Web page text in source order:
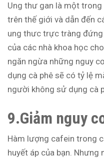
Ung thư gan là một
trên thế giới và dẫn đến
ung thưc trực tràng
của các nhà khoa học
ngăn ngừa những nguy
dụng cà phê sẽ có tỷ lệ
người không sử dụng cà
9.Giảm nguy
Hàm lượng cafein trong
huyết áp của bạn. Nhưng